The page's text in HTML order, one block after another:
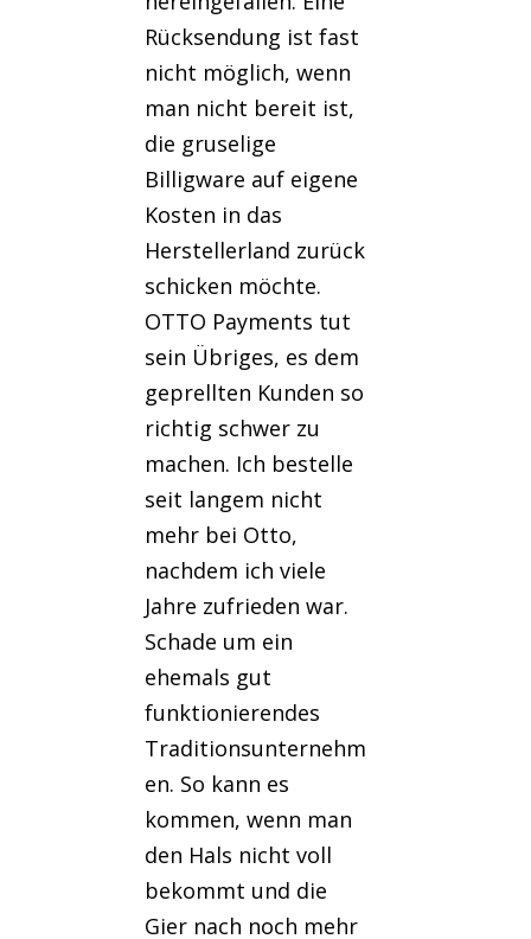
Rücksendung ist fast
nicht möglich, wenn
man nicht bereit ist,
die gruselige
Billigware auf eigene
Kosten in das
Herstellerland zurück
schicken möchte.
OTTO Payments tut
sein Übriges, es dem
geprellten Kunden so
richtig schwer zu
machen. Ich bestelle
seit langem nicht
mehr bei Otto,
nachdem ich viele
Jahre zufrieden war.
Schade um ein
ehemals gut
funktionierendes
Traditionsunternehm
en. So kann es
kommen, wenn man
den Hals nicht voll
bekommt und die
Gier nach noch mehr